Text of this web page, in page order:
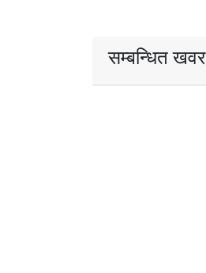
सम्बन्धित खवर